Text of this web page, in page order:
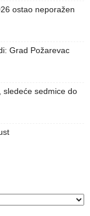
ostao neporažen
Grad Požarevac
sledeće sedmice do